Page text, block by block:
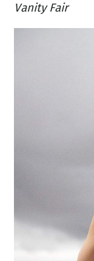
Vanity Fair